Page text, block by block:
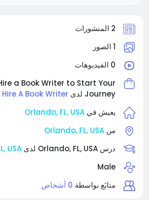
2 المنشورات
1 الصور
0 الفيديوهات
a Book Writer to Start Your
Journey لدى
Hire A Book Writer
يعيش في Orlando, FL, USA
من Orlando, FL, USA
درس Orlando, FL, USA لدى
USA
Male
متابَع بواسطة 0 أشخاص